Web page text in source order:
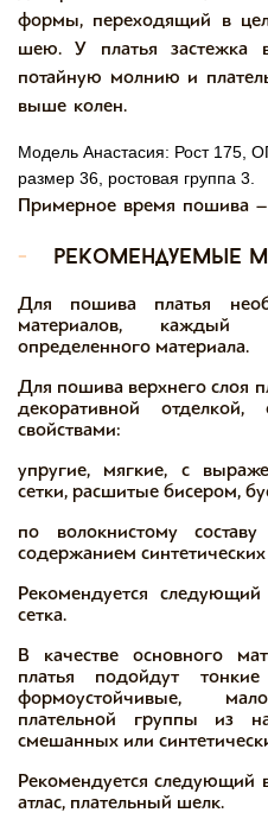
формы, переходящий в
шею. У платья застежка
потайную молнию и
выше колен.
Модель Анастасия: Рост 175,
размер 36, ростовая группа 3.
Примерное время пошива
-
рекомендуемые
Для пошива платья
материалов, каждый
определенного материала.
Для пошива верхнего слоя
декоративной
свойствами:
упругие, мягкие, с
сетки, расшитые бисером,
по волокнистому
содержанием
Рекомендуется
сетка.
В качестве основного
платья подойдут
формоустойчивые,
плательной группы из
смешанных или
Рекомендуется следующий
атлас, плательный шелк.